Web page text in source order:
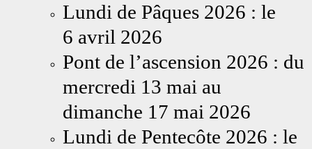
Lundi de Pâques 2026 : le
6 avril 2026
Pont de l’ascension 2026 : du
mercredi 13 mai au
dimanche 17 mai 2026
Lundi de Pentecôte 2026 : le